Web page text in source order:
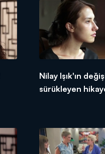
Nilay Işık'ın
sürükleyen